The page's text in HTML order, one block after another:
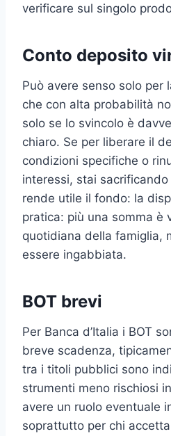
verificare sul singolo
Conto deposito
Può avere senso solo per
che con alta probabilità
solo se lo svincolo è
chiaro. Se per liberare il
condizioni specifiche o
interessi, stai
rende utile il fondo: la
pratica: più una somma è
quotidiana della famiglia,
essere ingabbiata.
BOT brevi
Per Banca d’Italia i BOT
breve scadenza,
tra i titoli pubblici sono
strumenti meno rischiosi
avere un ruolo eventuale
soprattutto per chi